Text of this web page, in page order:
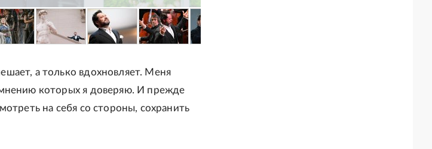
а только вдохновляет. Меня
которых я доверяю. И прежде
на себя со стороны, сохранить